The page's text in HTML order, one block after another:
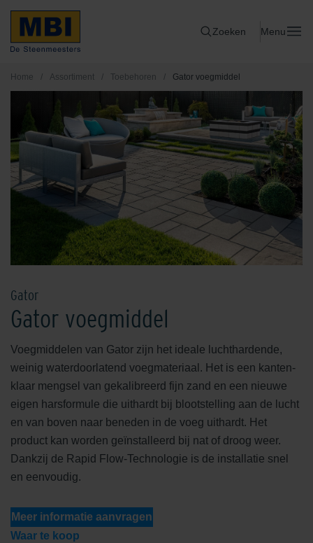
Zoeken Menu
Home / Assortiment / Toebehoren / Gator voegmiddel
Gator
Gator voegmiddel
Voegmiddelen van Gator zijn het ideale luchthardende,
weinig waterdoorlatend voegmateriaal. Het is een kanten-
klaar mengsel van gekalibreerd fijn zand en een nieuwe
eigen harsformule die uithardt bij blootstelling aan de lucht
en van boven naar beneden in de voeg uithardt. Het
product kan worden geïnstalleerd bij nat of droog weer.
Dankzij de Rapid Flow-Technologie is de installatie snel
en eenvoudig.
Meer informatie aanvragen
Waar te koop